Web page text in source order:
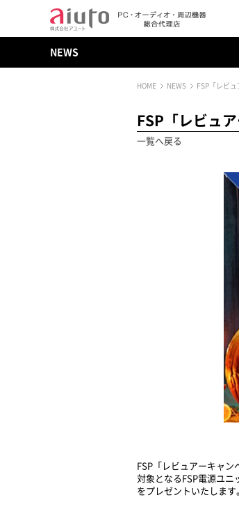
NEWS
HOME NEWS FSP「レビ
FSP「レビュ
一覧へ戻る
FSP「レビュアーキャン
対象となるFSP電源ユ
をプレゼントいたします